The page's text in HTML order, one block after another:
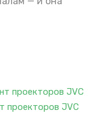
проекторов JVC